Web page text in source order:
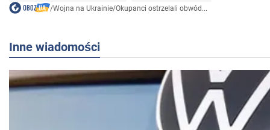
/Wojna na Ukrainie/Okupanci ostrzelali obwód...
Inne wiadomości